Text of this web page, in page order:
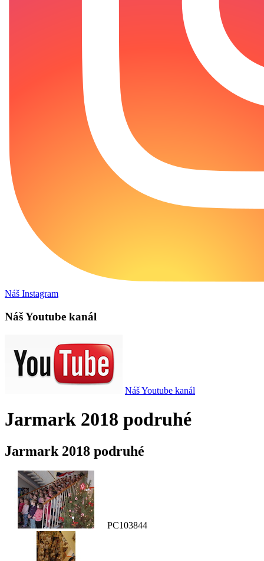
Náš Instagram
Náš Youtube kanál
Náš Youtube kanál
Jarmark 2018 podruhé
Jarmark 2018 podruhé
PC103844